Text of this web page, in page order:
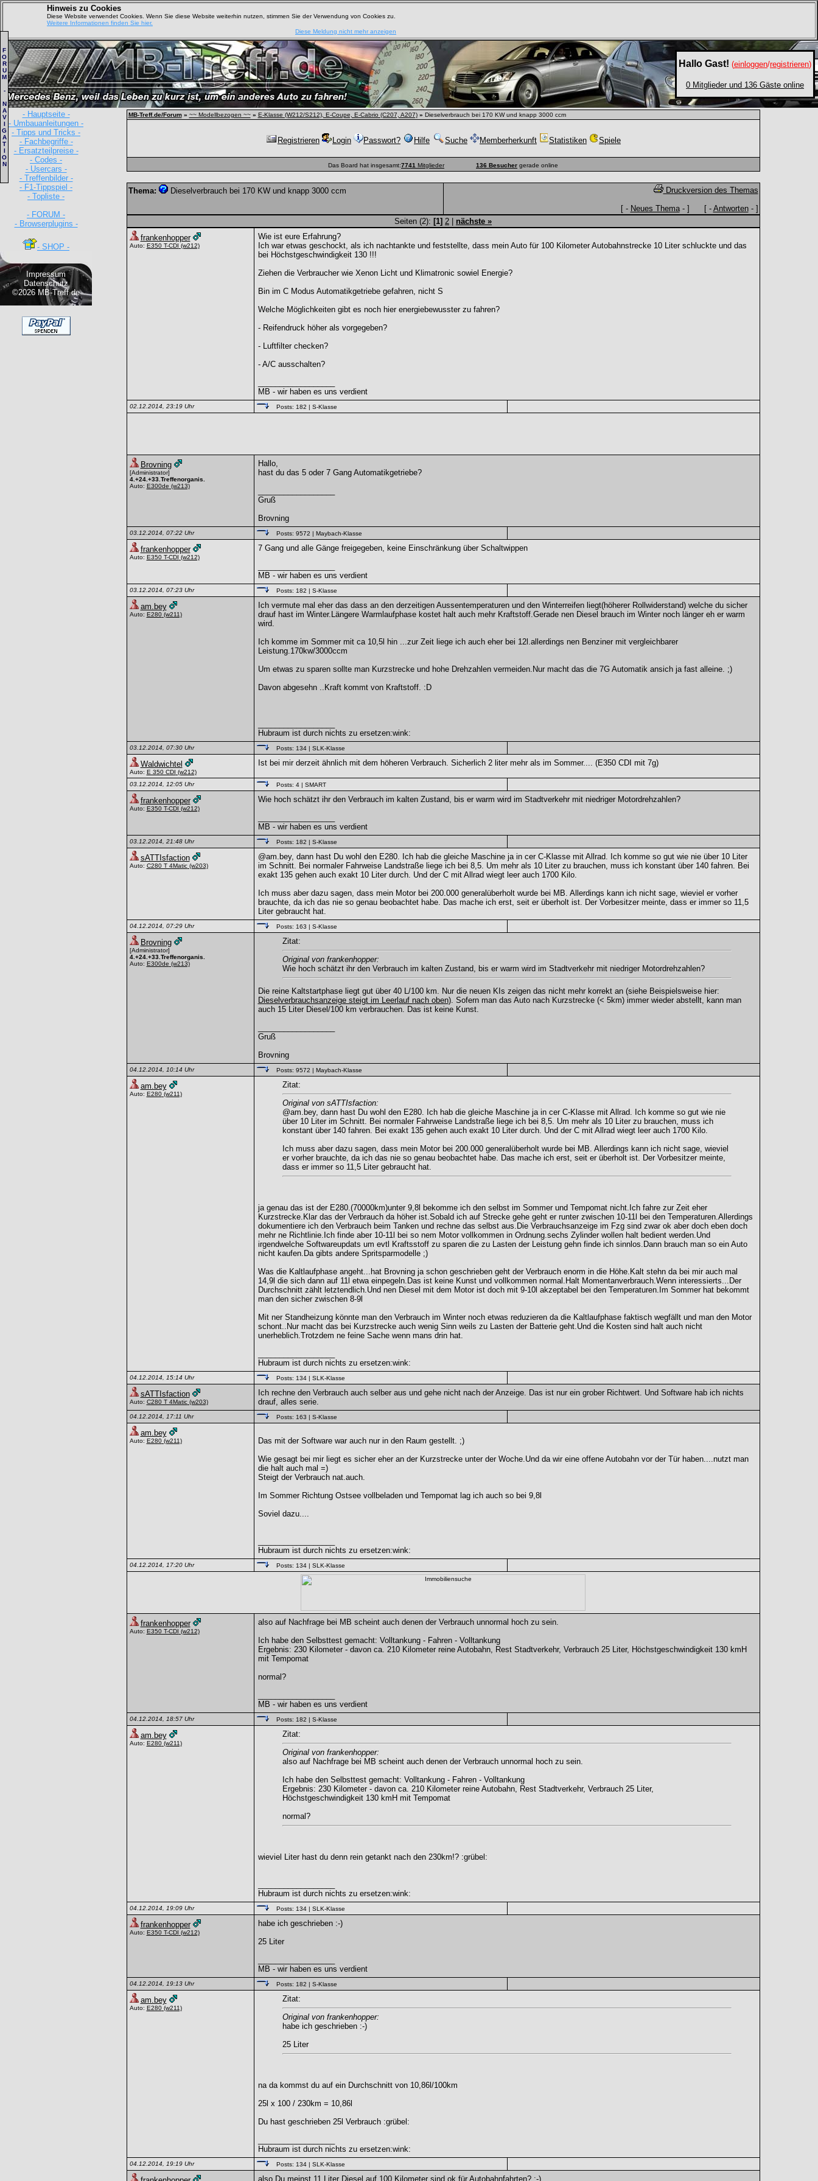
Hinweis zu Cookies
Diese Website verwendet Cookies. Wenn Sie diese Website weiterhin nutzen, stimmen Sie der Verwendung von Cookies zu.
Weitere Informationen finden Sie hier.
Diese Meldung nicht mehr anzeigen
Hallo Gast! (einloggen/registrieren)
0 Mitglieder und 136 Gäste online
- Hauptseite -
- Umbauanleitungen -
- Tipps und Tricks -
- Fachbegriffe -
- Ersatzteilpreise -
- Codes -
- Usercars -
- Treffenbilder -
- F1-Tippspiel -
- Topliste -
- FORUM -
- Browserplugins -
- SHOP -
Impressum
Datenschutz
©2026 MB-Treff.de
F
O
R
U
M
-
N
A
V
I
G
A
T
I
O
N
MB-Treff.de/Forum » ~~ Modellbezogen ~~ » E-Klasse (W212/S212), E-Coupe, E-Cabrio (C207, A207) » Dieselverbrauch bei 170 KW und knapp 3000 ccm
Registrieren Login Passwort? Hilfe Suche Memberherkunft Statistiken Spiele
Das Board hat insgesamt:7741 Mitglieder 136 Besucher gerade online
Thema: Dieselverbrauch bei 170 KW und knapp 3000 ccm
Druckversion des Themas
[ - Neues Thema- ] [ - Antworten- ]
Seiten (2): [1] 2
nächste »
frankenhopper
Auto: E350 T-CDI (w212)
Wie ist eure Erfahrung?
Ich war etwas geschockt, als ich nachtankte und feststellte, dass mein Auto für 100 Kilometer Autobahnstrecke 10 Liter schluckte und das
bei Höchstgeschwindigkeit 130 !!!
Ziehen die Verbraucher wie Xenon Licht und Klimatronic sowiel Energie?
Bin im C Modus Automatikgetriebe gefahren, nicht S
Welche Möglichkeiten gibt es noch hier energiebewusster zu fahren?
- Reifendruck höher als vorgegeben?
- Luftfilter checken?
- A/C ausschalten?
MB - wir haben es uns verdient
02.12.2014, 23:19 Uhr Posts: 182 | S-Klasse
Brovning
[Administrator]
4.+24.+33.Treffenorganis.
Auto: E300de (w213)
Hallo,
hast du das 5 oder 7 Gang Automatikgetriebe?
Gruß
Brovning
03.12.2014, 07:22 Uhr Posts: 9572 | Maybach-Klasse
frankenhopper
Auto: E350 T-CDI (w212)
7 Gang und alle Gänge freigegeben, keine Einschränkung über Schaltwippen
MB - wir haben es uns verdient
03.12.2014, 07:23 Uhr Posts: 182 | S-Klasse
am.bey
Auto: E280(w211)
Ich vermute mal eher das dass an den derzeitigen Aussentemperaturen und den Winterreifen liegt(höherer Rollwiderstand) welche du sicher
drauf hast im Winter.Längere Warmlaufphase kostet halt auch mehr Kraftstoff.Gerade nen Diesel brauch im Winter noch länger eh er warm
wird.
Ich komme im Sommer mit ca 10,5l hin ...zur Zeit liege ich auch eher bei 12l.allerdings nen Benziner mit vergleichbarer
Leistung.170kw/3000ccm
Um etwas zu sparen sollte man Kurzstrecke und hohe Drehzahlen vermeiden.Nur macht das die 7G Automatik ansich ja fast alleine. ;)
Davon abgesehn ..Kraft kommt von Kraftstoff. :D
Hubraum ist durch nichts zu ersetzen:wink:
03.12.2014, 07:30 Uhr Posts: 134| SLK-Klasse
Waldwichtel
Auto: E 350 CDI (w212)
Ist bei mir derzeit ähnlich mit dem höheren Verbrauch. Sicherlich 2 liter mehr als im Sommer.... (E350 CDI mit 7g)
03.12.2014, 12:05 Uhr Posts: 4| SMART
frankenhopper
Auto: E350 T-CDI (w212)
Wie hoch schätzt ihr den Verbrauch im kalten Zustand, bis er warm wird im Stadtverkehr mit niedriger Motordrehzahlen?
MB - wir haben es uns verdient
03.12.2014, 21:48 Uhr Posts: 182 | S-Klasse
sATTIsfaction
Auto: C280 T 4Matic(w203)
@am.bey, dann hast Du wohl den E280. Ich hab die gleiche Maschine ja in cer C-Klasse mit Allrad. Ich komme so gut wie nie über 10 Liter
im Schnitt. Bei normaler Fahrweise Landstraße liege ich bei 8,5. Um mehr als 10 Liter zu brauchen, muss ich konstant über 140 fahren. Bei
exakt 135 gehen auch exakt 10 Liter durch. Und der C mit Allrad wiegt leer auch 1700 Kilo.
Ich muss aber dazu sagen, dass mein Motor bei 200.000 generalüberholt wurde bei MB. Allerdings kann ich nicht sage, wieviel er vorher
brauchte, da ich das nie so genau beobachtet habe. Das mache ich erst, seit er überholt ist. Der Vorbesitzer meinte, dass er immer so 11,5
Liter gebraucht hat.
04.12.2014, 07:29 Uhr Posts: 163 | S-Klasse
Brovning
[Administrator]
4.+24.+33.Treffenorganis.
Auto: E300de (w213)
Zitat:
Original von frankenhopper:
Wie hoch schätzt ihr den Verbrauch im kalten Zustand, bis er warm wird im Stadtverkehr mit niedriger Motordrehzahlen?
Die reine Kaltstartphase liegt gut über 40 L/100 km. Nur die neuen KIs zeigen das nicht mehr korrekt an (siehe Beispielsweise hier:
Dieselverbrauchsanzeige steigt im Leerlauf nach oben). Sofern man das Auto nach Kurzstrecke (< 5km) immer wieder abstellt, kann man
auch 15 Liter Diesel/100 km verbrauchen. Das ist keine Kunst.
Gruß
Brovning
04.12.2014, 10:14 Uhr Posts: 9572 | Maybach-Klasse
am.bey
Auto: E280(w211)
Zitat:
Original von sATTIsfaction:
@am.bey, dann hast Du wohl den E280. Ich hab die gleiche Maschine ja in cer C-Klasse mit Allrad. Ich komme so gut wie nie
über 10 Liter im Schnitt. Bei normaler Fahrweise Landstraße liege ich bei 8,5. Um mehr als 10 Liter zu brauchen, muss ich
konstant über 140 fahren. Bei exakt 135 gehen auch exakt 10 Liter durch. Und der C mit Allrad wiegt leer auch 1700 Kilo.
Ich muss aber dazu sagen, dass mein Motor bei 200.000 generalüberholt wurde bei MB. Allerdings kann ich nicht sage, wieviel
er vorher brauchte, da ich das nie so genau beobachtet habe. Das mache ich erst, seit er überholt ist. Der Vorbesitzer meinte,
dass er immer so 11,5 Liter gebraucht hat.
ja genau das ist der E280.(70000km)unter 9,8l bekomme ich den selbst im Sommer und Tempomat nicht.Ich fahre zur Zeit eher
Kurzstrecke.Klar das der Verbrauch da höher ist.Sobald ich auf Strecke gehe geht er runter zwischen 10-11l bei den Temperaturen.Allerdings
dokumentiere ich den Verbrauch beim Tanken und rechne das selbst aus.Die Verbrauchsanzeige im Fzg sind zwar ok aber doch eben doch
mehr ne Richtlinie.Ich finde aber 10-11l bei so nem Motor vollkommen in Ordnung.sechs Zylinder wollen halt bedient werden.Und
irgendwelche Softwareupdats um evtl Kraftsstoff zu sparen die zu Lasten der Leistung gehn finde ich sinnlos.Dann brauch man so ein Auto
nicht kaufen.Da gibts andere Spritsparmodelle ;)
Was die Kaltlaufphase angeht...hat Brovning ja schon geschrieben geht der Verbrauch enorm in die Höhe.Kalt stehn da bei mir auch mal
14,9l die sich dann auf 11l etwa einpegeln.Das ist keine Kunst und vollkommen normal.Halt Momentanverbrauch.Wenn interessierts...Der
Durchschnitt zählt letztendlich.Und nen Diesel mit dem Motor ist doch mit 9-10l akzeptabel bei den Temperaturen.Im Sommer hat bekommt
man den sicher zwischen 8-9l
Mit ner Standheizung könnte man den Verbrauch im Winter noch etwas reduzieren da die Kaltlaufphase faktisch wegfällt und man den Motor
schont..Nur macht das bei Kurzstrecke auch wenig Sinn weils zu Lasten der Batterie geht.Und die Kosten sind halt auch nicht
unerheblich.Trotzdem ne feine Sache wenn mans drin hat.
Hubraum ist durch nichts zu ersetzen:wink:
04.12.2014, 15:14 Uhr Posts: 134| SLK-Klasse
sATTIsfaction
Auto: C280 T 4Matic(w203)
Ich rechne den Verbrauch auch selber aus und gehe nicht nach der Anzeige. Das ist nur ein grober Richtwert. Und Software hab ich nichts
drauf, alles serie.
04.12.2014, 17:11 Uhr Posts: 163 | S-Klasse
am.bey
Auto: E280(w211)
Das mit der Software war auch nur in den Raum gestellt. ;)
Wie gesagt bei mir liegt es sicher eher an der Kurzstrecke unter der Woche.Und da wir eine offene Autobahn vor der Tür haben....nutzt man
die halt auch mal =)
Steigt der Verbrauch nat.auch.
Im Sommer Richtung Ostsee vollbeladen und Tempomat lag ich auch so bei 9,8l
Soviel dazu....
Hubraum ist durch nichts zu ersetzen:wink:
04.12.2014, 17:20 Uhr Posts: 134| SLK-Klasse
frankenhopper
Auto: E350 T-CDI (w212)
also auf Nachfrage bei MB scheint auch denen der Verbrauch unnormal hoch zu sein.
Ich habe den Selbsttest gemacht: Volltankung - Fahren - Volltankung
Ergebnis: 230 Kilometer - davon ca. 210 Kilometer reine Autobahn, Rest Stadtverkehr, Verbrauch 25 Liter, Höchstgeschwindigkeit 130 kmH
mit Tempomat
normal?
MB - wir haben es uns verdient
04.12.2014, 18:57 Uhr Posts: 182 | S-Klasse
am.bey
Auto: E280(w211)
Zitat:
Original von frankenhopper:
also auf Nachfrage bei MB scheint auch denen der Verbrauch unnormal hoch zu sein.
Ich habe den Selbsttest gemacht: Volltankung - Fahren - Volltankung
Ergebnis: 230 Kilometer - davon ca. 210 Kilometer reine Autobahn, Rest Stadtverkehr, Verbrauch 25 Liter,
Höchstgeschwindigkeit 130 kmH mit Tempomat
normal?
wieviel Liter hast du denn rein getankt nach den 230km!? :grübel:
Hubraum ist durch nichts zu ersetzen:wink:
04.12.2014, 19:09 Uhr Posts: 134| SLK-Klasse
frankenhopper
Auto: E350 T-CDI (w212)
habe ich geschrieben :-)
25 Liter
MB - wir haben es uns verdient
04.12.2014, 19:13 Uhr Posts: 182 | S-Klasse
am.bey
Auto: E280(w211)
Zitat:
Original von frankenhopper:
habe ich geschrieben :-)
25 Liter
na da kommst du auf ein Durchschnitt von 10,86l/100km
25l x 100 / 230km = 10,86l
Du hast geschrieben 25l Verbrauch :grübel:
Hubraum ist durch nichts zu ersetzen:wink:
04.12.2014, 19:19 Uhr Posts: 134| SLK-Klasse
also Du meinst 11 Liter Diesel auf 100 Kilometer sind ok für Autobahnfahrten? :-)